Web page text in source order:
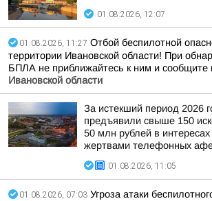
01.08.2026, 12:07
01.08.2026, 11:27 Отбой беспилотной
территории Ивановской области! При
БПЛА не приближайтесь к ним и сообщите
Ивановской области
За истекший период 2026
предъявили свыше 150
50 млн рублей в
жертвами телефонных
01.08.2026, 11:05
01.08.2026, 07:03 Угроза атаки